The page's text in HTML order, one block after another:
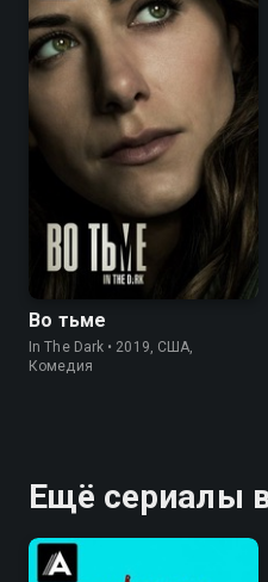
7.4 7.5
Во тьме
In The Dark • 2019, США,
Комедия
Ещё сериалы